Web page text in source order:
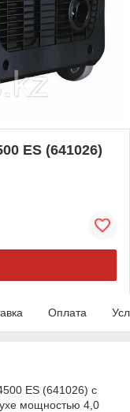
ES (641026)
Оплата
ES (641026) с
мощностью 4,0